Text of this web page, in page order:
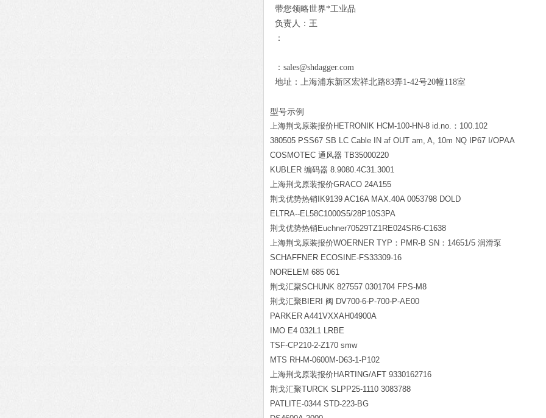
带您领略世界*工业品
负责人：王
：
：sales@shdagger.com
地址：上海浦东新区宏祥北路83弄1-42号20幢118室
型号示例
上海荆戈原装报价HETRONIK HCM-100-HN-8 id.no.：100.102
380505 PSS67 SB LC Cable IN af OUT am, A, 10m NQ IP67 I/OPAA
COSMOTEC 通风器 TB35000220
KUBLER 编码器 8.9080.4C31.3001
上海荆戈原装报价GRACO 24A155
荆戈优势热销IK9139 AC16A MAX.40A 0053798 DOLD
ELTRA--EL58C1000S5/28P10S3PA
荆戈优势热销Euchner70529TZ1RE024SR6-C1638
上海荆戈原装报价WOERNER TYP：PMR-B SN：14651/5 润滑泵
SCHAFFNER ECOSINE-FS33309-16
NORELEM 685 061
荆戈汇聚SCHUNK 827557 0301704 FPS-M8
荆戈汇聚BIERI 阀 DV700-6-P-700-P-AE00
PARKER A441VXXAH04900A
IMO E4 032L1 LRBE
TSF-CP210-2-Z170 smw
MTS RH-M-0600M-D63-1-P102
上海荆戈原装报价HARTING/AFT 9330162716
荆戈汇聚TURCK SLPP25-1110 3083788
PATLITE-0344 STD-223-BG